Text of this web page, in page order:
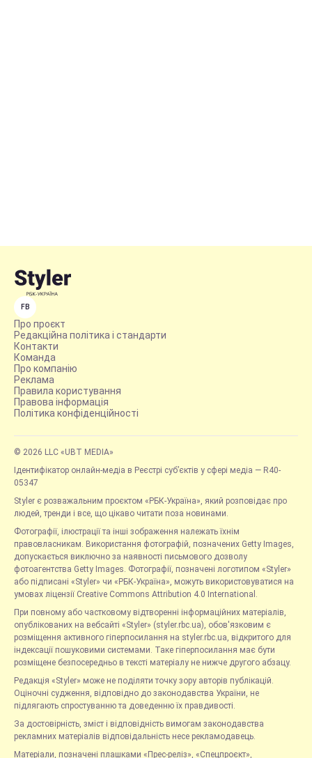
FB
Про проєкт
Редакційна політика і стандарти
Контакти
Команда
Про компанію
Реклама
Правила користування
Правова інформація
Політика конфіденційності
© 2026 LLC «UBT MEDIA»
Ідентифікатор онлайн-медіа в Реєстрі суб’єктів у сфері медіа — R40-
05347
Styler є розважальним проєктом «РБК-Україна», який розповідає про
людей, тренди і все, що цікаво читати поза новинами.
Фотографії, ілюстрації та інші зображення належать їхнім
правовласникам. Використання фотографій, позначених Getty Images,
допускається виключно за наявності письмового дозволу
фотоагентства Getty Images. Фотографії, позначені логотипом «Styler»
або підписані «Styler» чи «РБК-Україна», можуть використовуватися на
умовах ліцензії Creative Commons Attribution 4.0 International.
При повному або частковому відтворенні інформаційних матеріалів,
опублікованих на вебсайті «Styler» (styler.rbc.ua), обов'язковим є
розміщення активного гіперпосилання на styler.rbc.ua, відкритого для
індексації пошуковими системами. Таке гіперпосилання має бути
розміщене безпосередньо в тексті матеріалу не нижче другого абзацу.
Редакція «Styler» може не поділяти точку зору авторів публікацій.
Оціночні судження, відповідно до законодавства України, не
підлягають спростуванню та доведенню їх правдивості.
За достовірність, зміст і відповідність вимогам законодавства
рекламних матеріалів відповідальність несе рекламодавець.
Матеріали, позначені плашками «Прес-реліз», «Спецпроєкт»,